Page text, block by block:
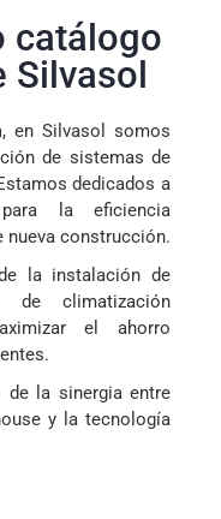
catálogo
Silvasol
en Silvasol somos
de sistemas de
dedicados a
la eficiencia
nueva construcción.
la instalación de
de climatización
el ahorro
de la sinergia entre
y la tecnología